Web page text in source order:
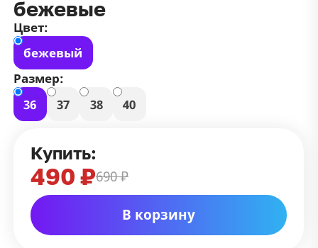
бежевые
Цвет:
бежевый
Размер:
36
37 38 40
Купить:
490 ₽690 ₽
В корзину